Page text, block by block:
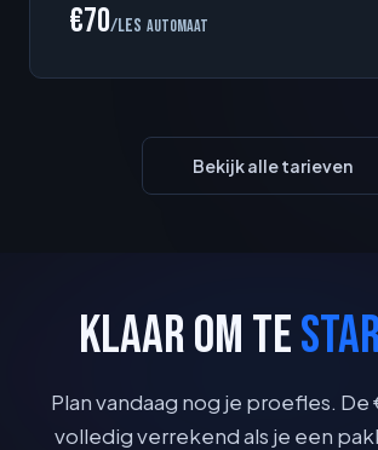
€70/les automaat
Bekijk alle tarieven
KLAAR OM TE
Plan vandaag nog je proefles.
volledig verrekend als je een